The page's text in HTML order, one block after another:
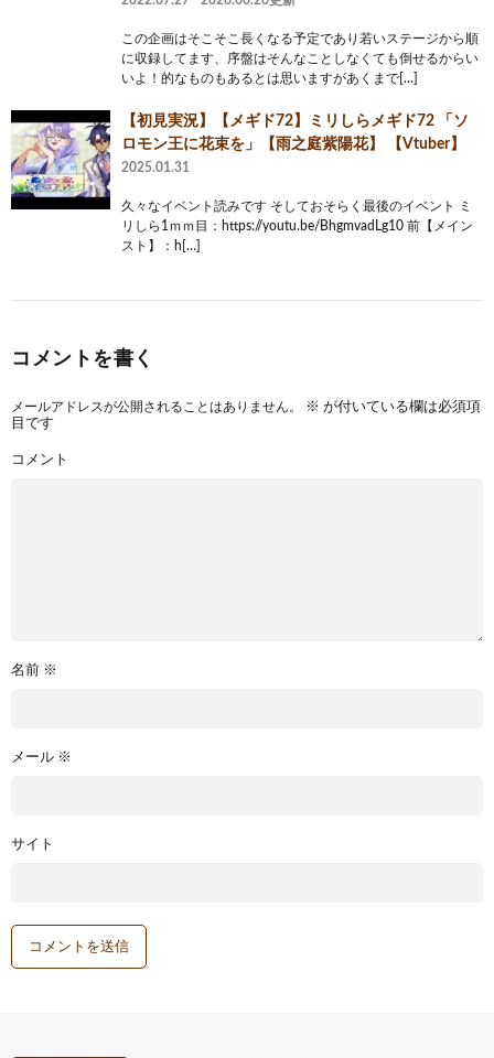
この企画はそこそこ長くなる予定であり若いステージから順
に収録してます、序盤はそんなことしなくても倒せるからい
いよ！的なものもあるとは思いますがあくまで[…]
【初見実況】【メギド72】ミリしらメギド72 「ソ
ロモン王に花束を」【雨之庭紫陽花】 【Vtuber】
2025.01.31
久々なイベント読みです そしておそらく最後のイベント ミ
リしら1ｍｍ目：https://youtu.be/BhgmvadLg10 前【メイン
スト】：h[…]
コメントを書く
メールアドレスが公開されることはありません。 ※ が付いている欄は必須項
目です
コメント
名前 ※
メール ※
サイト